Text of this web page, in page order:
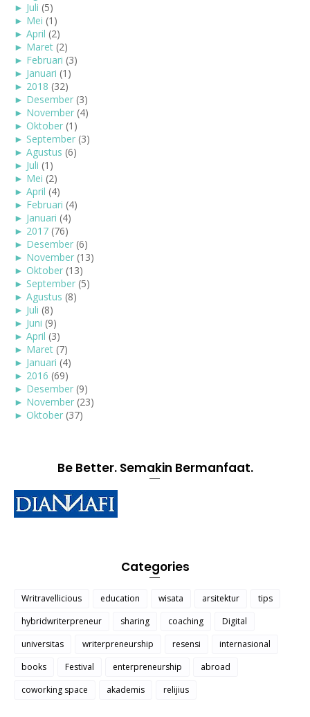
► Juli (5)
► Mei (1)
► April (2)
► Maret (2)
► Februari (3)
► Januari (1)
► 2018 (32)
► Desember (3)
► November (4)
► Oktober (1)
► September (3)
► Agustus (6)
► Juli (1)
► Mei (2)
► April (4)
► Februari (4)
► Januari (4)
► 2017 (76)
► Desember (6)
► November (13)
► Oktober (13)
► September (5)
► Agustus (8)
► Juli (8)
► Juni (9)
► April (3)
► Maret (7)
► Januari (4)
► 2016 (69)
► Desember (9)
► November (23)
► Oktober (37)
Be Better. Semakin Bermanfaat.
Categories
Writravellicious education wisata arsitektur
tips
hybridwriterpreneur
sharing coaching
Digital
universitas
writerpreneurship resensi
internasional
books
Festival enterpreneurship
abroad
coworking space
akademis relijius